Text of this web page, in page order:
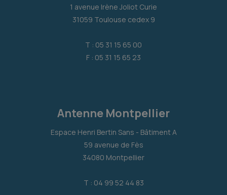
1 avenue Irène Joliot Curie
31059 Toulouse cedex 9
T : 05 31 15 65 00
F : 05 31 15 65 23
Antenne Montpellier
Espace Henri Bertin Sans - Bâtiment A
59 avenue de Fès
34080 Montpellier
T : 04 99 52 44 83